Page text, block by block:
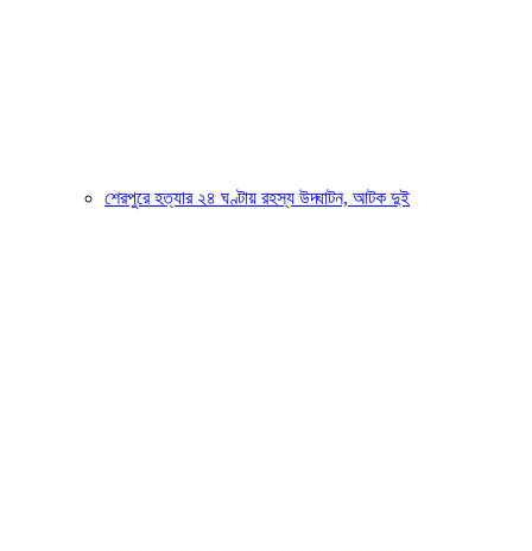
শেরপুরে হত্যার ২৪ ঘণ্টায় রহস্য উদ্ঘাটন, আটক দুই